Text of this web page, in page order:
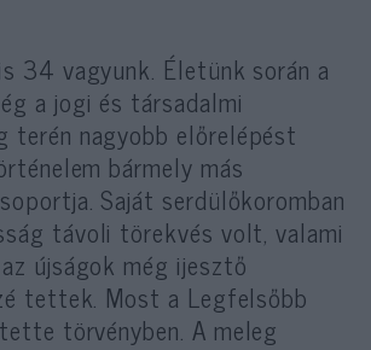
34 vagyunk. Életünk során a
a jogi és társadalmi
nagyobb előrelépést
bármely más
Saját serdülőkoromban
távoli törekvés volt, valami
újságok még ijesztő
tettek. Most a Legfelsőbb
törvényben. A meleg